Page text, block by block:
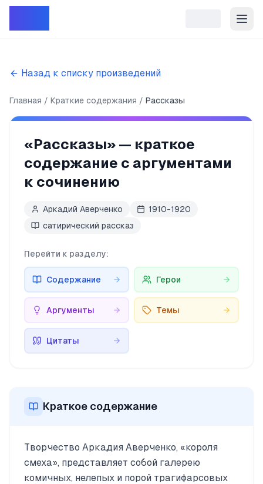
Назад к списку произведений
Главная Краткие содержания Рассказы
«Рассказы» — краткое
содержание с аргументами
к сочинению
Аркадий Аверченко
1910-1920
сатирический рассказ
Перейти к разделу:
Содержание Герои
Аргументы Темы
Цитаты
Краткое содержание
Творчество Аркадия Аверченко, «короля
смеха», представляет собой галерею
комичных, нелепых и порой трагифарсовых